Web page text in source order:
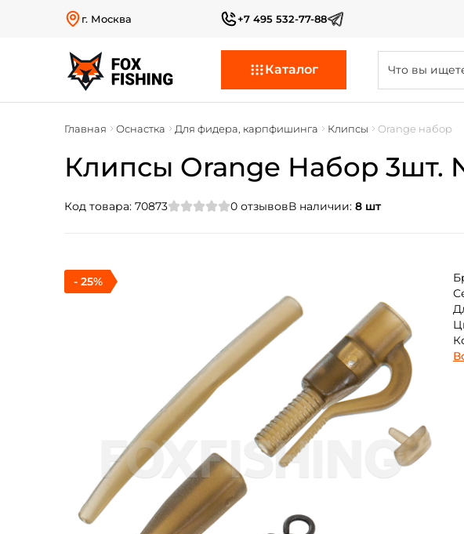
г. Москва +7 495 532-77-88
Каталог
Главная Оснастка Для фидера, карпфишинга Клипсы Orange набор
Клипсы Orange Набор 3шт.
Код товара: 70873 0 отзывовВ наличии: 8 шт
- 25%